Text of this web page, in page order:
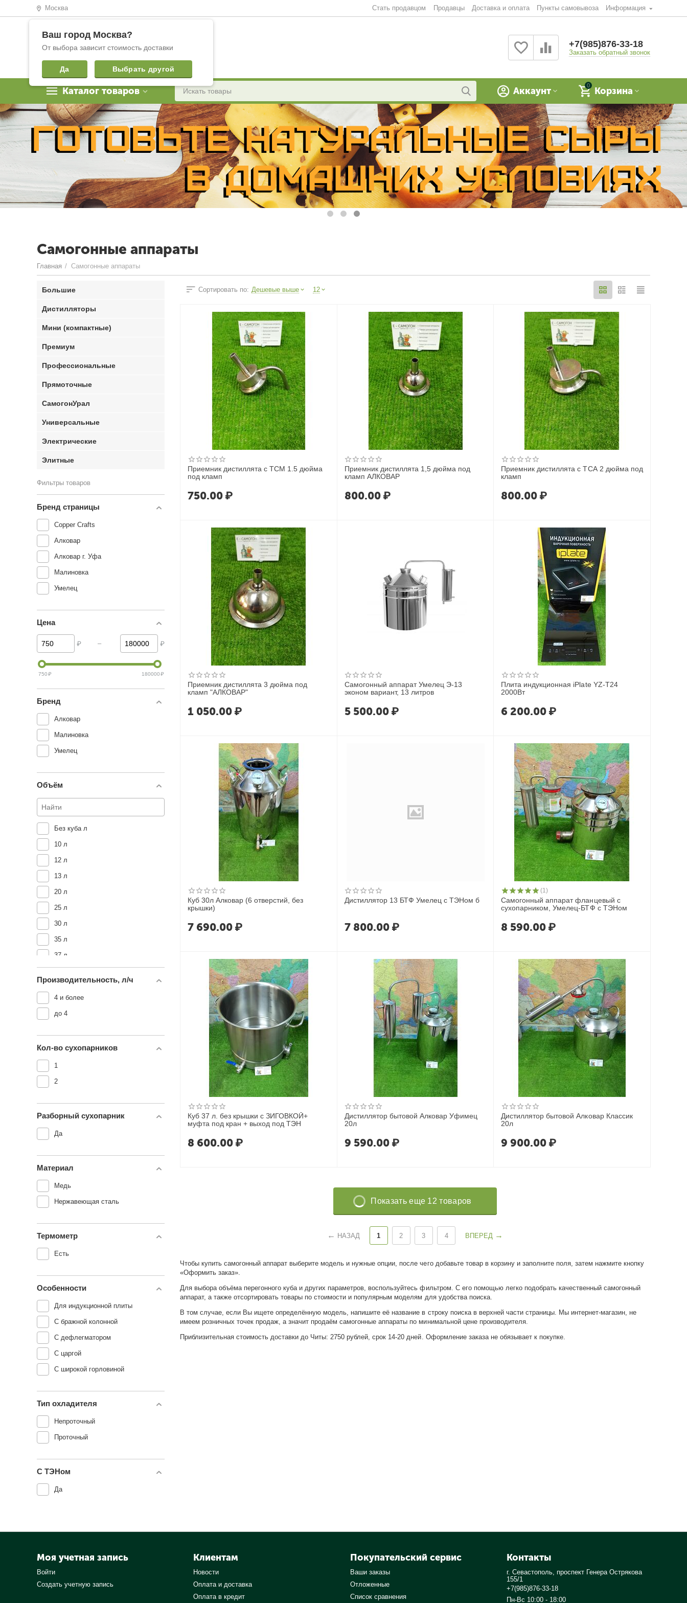
Москва
Ваш город Москва?
От выбора зависит стоимость доставки
Да Выбрать другой
Стать продавцом Продавцы Доставка и оплата Пункты самовывоза Информация
+7(985)876-33-18
Заказать обратный звонок
Каталог товаров
0
Корзина
Аккаунт
Самогонные аппараты
Главная / Самогонные аппараты
Чтобы купить самогонный аппарат выберите модель и нужные опции, после чего добавьте товар в корзину и заполните поля, затем нажмите кнопку
«Оформить заказ».
Для выбора объёма перегонного куба и других параметров, воспользуйтесь фильтром. С его помощью легко подобрать качественный самогонный
аппарат, а также отсортировать товары по стоимости и популярным моделям для удобства поиска.
В том случае, если Вы ищете определённую модель, напишите её название в строку поиска в верхней части страницы. Мы интернет-магазин, не
имеем розничных точек продаж, а значит продаём самогонные аппараты по минимальной цене производителя.
Приблизительная стоимость доставки до Читы: 2750 рублей, срок 14-20 дней. Оформление заказа не обязывает к покупке.
Сортировать по: Дешевые выше 12
Приемник дистиллята с ТСМ 1.5 дюйма
под кламп
750.00 ₽
Приемник дистиллята 1,5 дюйма под
кламп АЛКОВАР
800.00 ₽
Приемник дистиллята с ТСА 2 дюйма под
кламп
800.00 ₽
Приемник дистиллята 3 дюйма под
кламп "АЛКОВАР"
1 050.00 ₽
Самогонный аппарат Умелец Э-13
эконом вариант, 13 литров
5 500.00 ₽
Плита индукционная iPlate YZ-T24
2000Вт
6 200.00 ₽
Куб 30л Алковар (6 отверстий, без
крышки)
7 690.00 ₽
Дистиллятор 13 БТФ Умелец с ТЭНом б
7 800.00 ₽
(1)
Самогонный аппарат фланцевый c
сухопарником, Умелец-БТФ с ТЭНом
8 590.00 ₽
Куб 37 л. без крышки с ЗИГОВКОЙ+
муфта под кран + выход под ТЭН
8 600.00 ₽
Дистиллятор бытовой Алковар Уфимец
20л
9 590.00 ₽
Дистиллятор бытовой Алковар Классик
20л
9 900.00 ₽
Показать еще 12 товаров
НАЗАД 1 2 3 4 ВПЕРЕД
Большие
Дистилляторы
Мини (компактные)
Премиум
Профессиональные
Прямоточные
СамогонУрал
Универсальные
Электрические
Элитные
Фильтры товаров
Бренд страницы
Copper Crafts
Алковар
Алковар г. Уфа
Малиновка
Умелец
Цена
₽ – ₽
750₽ 180000₽
Бренд
Алковар
Малиновка
Умелец
Объём
Без куба л
10 л
12 л
13 л
20 л
25 л
30 л
35 л
37 л
100 л
Производительность, л/ч
4 и более
до 4
Кол-во сухопарников
1
2
Разборный сухопарник
Да
Материал
Медь
Нержавеющая сталь
Термометр
Есть
Особенности
Для индукционной плиты
С бражной колонной
С дефлегматором
С царгой
С широкой горловиной
Тип охладителя
Непроточный
Проточный
С ТЭНом
Да
Моя учетная запись
Войти
Создать учетную запись
Клиентам
Новости
Оплата и доставка
Оплата в кредит
Покупательский сервис
Ваши заказы
Отложенные
Список сравнения
Контакты
г. Севастополь, проспект Генера Острякова
155/1
+7(985)876-33-18
Пн-Вс 10:00 - 18:00